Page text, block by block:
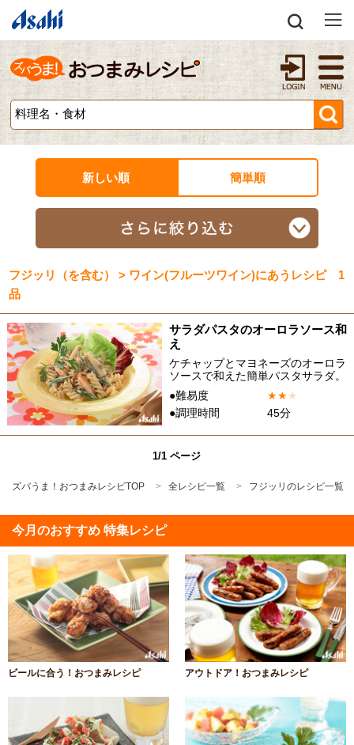
新しい順 簡単順
フジッリ（を含む） > ワイン(フルーツワイン)にあうレシピ 1
品
サラダパスタのオーロラソース和
え
ケチャップとマヨネーズのオーロラ
ソースで和えた簡単パスタサラダ。
●難易度
★★★
●調理時間
45分
1/1 ページ
ズバうま！おつまみレシピTOP 全レシピ一覧 フジッリのレシピ一覧
今月のおすすめ 特集レシピ
ビールに合う！おつまみレシピ アウトドア！おつまみレシピ